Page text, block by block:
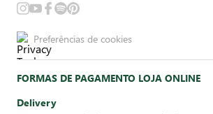
Preferências de cookies
FORMAS DE PAGAMENTO LOJA ONLINE
Delivery